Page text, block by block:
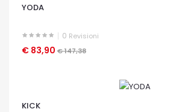
YODA
0 Revisioni
€ 83,90 € 147,38
KICK